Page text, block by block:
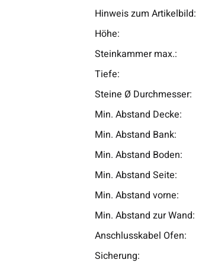
Hinweis zum Artikelbild:
Höhe:
Steinkammer max.:
Tiefe:
Steine Ø Durchmesser:
Min. Abstand Decke:
Min. Abstand Bank:
Min. Abstand Boden:
Min. Abstand Seite:
Min. Abstand vorne:
Min. Abstand zur Wand:
Anschlusskabel Ofen:
Sicherung: